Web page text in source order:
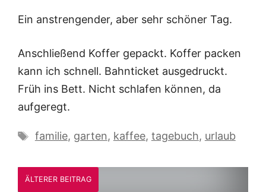
Ein anstrengender, aber sehr schöner Tag.
Anschließend Koffer gepackt. Koffer packen
kann ich schnell. Bahnticket ausgedruckt.
Früh ins Bett. Nicht schlafen können, da
aufgeregt.
Schlagwörter
familie, garten, kaffee, tagebuch, urlaub
ÄLTERER BEITRAG